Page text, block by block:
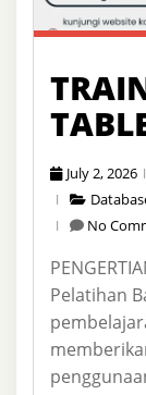
July 2, 2026
No
Pelatihan